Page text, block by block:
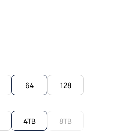
64 128
4TB 8TB